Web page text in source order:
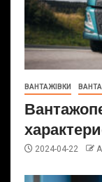
ВАНТАЖІВКИ
2024-04-22